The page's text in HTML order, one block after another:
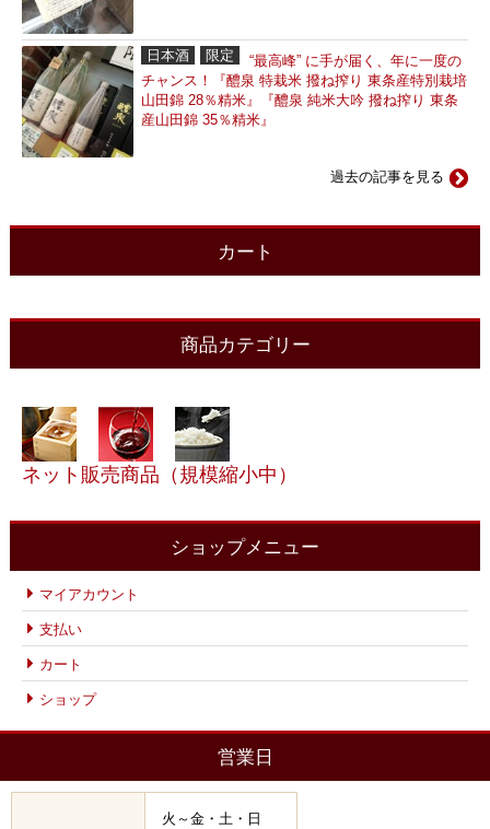
日本酒 限定
“最高峰” に手が届く、年に一度の
チャンス！『醴泉 特栽米 撥ね搾り 東条産特別栽培
山田錦 28％精米』『醴泉 純米大吟 撥ね搾り 東条
産山田錦 35％精米』
過去の記事を見る
カート
商品カテゴリー
ネット販売商品（規模縮小中）
ショップメニュー
マイアカウント
支払い
カート
ショップ
営業日
火～金・土・日